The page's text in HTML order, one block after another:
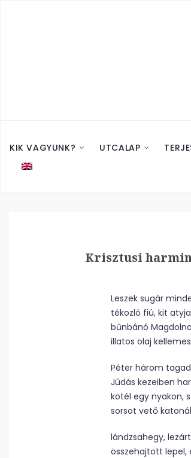
KIK VAGYUNK? UTCALAP
Krisztusi
Leszek sugár
tékozló fiú, kit
bűnbánó
illatos olaj
Péter három
Júdás kezeiben
kötél egy nyakon,
sorsot vető
lándzsahegy,
összehajtott